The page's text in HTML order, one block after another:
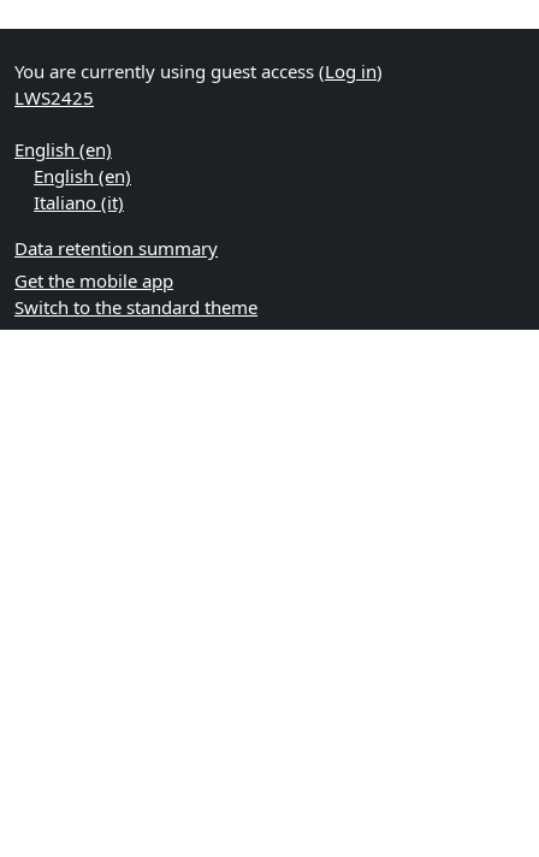
You are currently using guest access (Log in)
LWS2425
English ‎(en)‎
English ‎(en)‎
Italiano ‎(it)‎
Data retention summary
Get the mobile app
Switch to the standard theme